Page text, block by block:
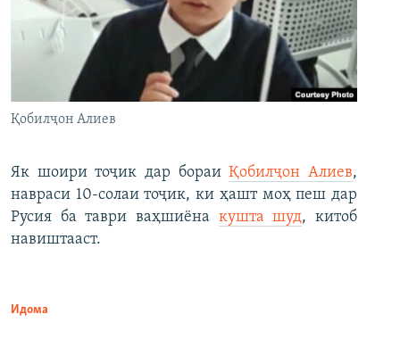
Қобилҷон Алиев
Як шоири тоҷик дар бораиҚобилҷон Алиев,
навраси 10-солаи тоҷик, ки ҳашт моҳ пеш дар
Русия ба таври ваҳшиёна кушта шуд, китоб
навиштааст.
Идома